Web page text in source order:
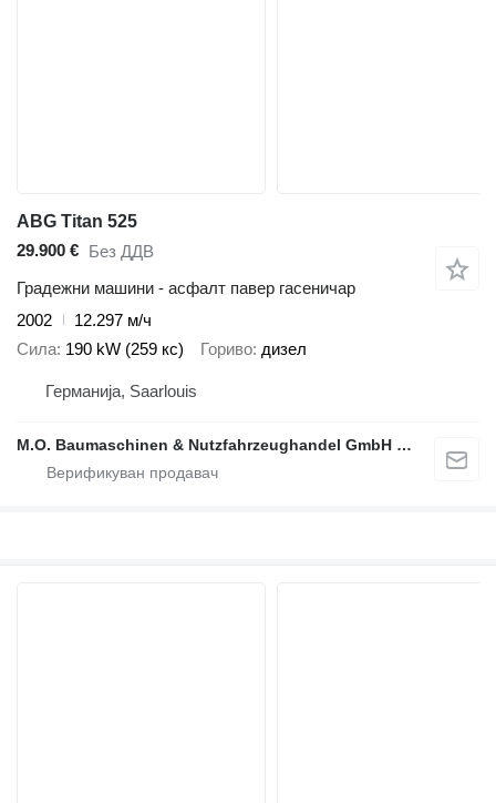
ABG Titan 525
29.900 € Без ДДВ
Градежни машини - асфалт павер гасеничар
2002
12.297 м/ч
Сила 190 kW (259 кс) Гориво дизел
Германија, Saarlouis
M.O. Baumaschinen & Nutzfahrzeughandel GmbH & CO.